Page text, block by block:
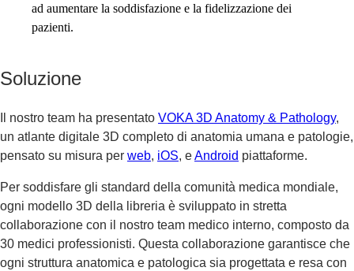
ad aumentare la soddisfazione e la fidelizzazione dei
pazienti.
Soluzione
Il nostro team ha presentato VOKA 3D Anatomy & Pathology,
un atlante digitale 3D completo di anatomia umana e patologie,
pensato su misura per web, iOS, eAndroid piattaforme.
Per soddisfare gli standard della comunità medica mondiale,
ogni modello 3D della libreria è sviluppato in stretta
collaborazione con il nostro team medico interno, composto da
30 medici professionisti. Questa collaborazione garantisce che
ogni struttura anatomica e patologica sia progettata e resa con